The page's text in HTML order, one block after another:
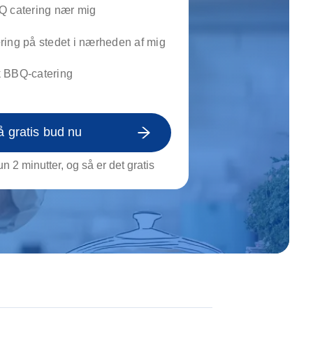
af tagrende
rengøring
catering nær mig
på stedet i nærheden af mig
BBQ-catering
gratis bud nu
2 minutter, og så er det gratis